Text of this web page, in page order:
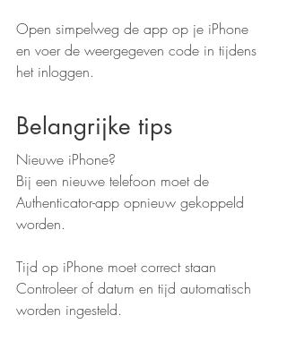
Open simpelweg de app op je iPhone
en voer de weergegeven code in tijdens
het inloggen.
Belangrijke tips
Nieuwe iPhone?
Bij een nieuwe telefoon moet de
Authenticator-app opnieuw gekoppeld
worden.
Tijd op iPhone moet correct staan
Controleer of datum en tijd automatisch
worden ingesteld.